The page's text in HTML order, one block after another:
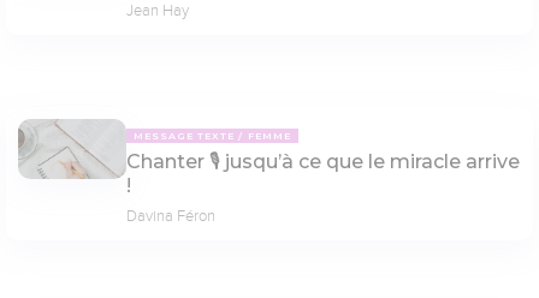
Jean Hay
MESSAGE TEXTE FEMME
Chanter 🎙 jusqu’à ce que le miracle arrive
!
Davina Féron